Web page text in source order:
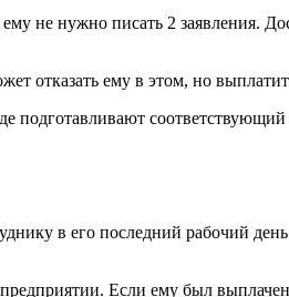
не нужно писать 2 заявления.
отказать ему в этом, но
подготавливают
в его последний рабочий
Если ему был